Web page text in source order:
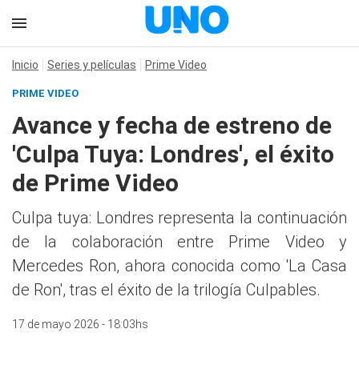
Inicio Series y películas Prime Video
PRIME VIDEO
Avance y fecha de estreno de
'Culpa Tuya: Londres', el éxito
de Prime Video
Culpa tuya: Londres representa la continuación
de la colaboración entre Prime Video y
Mercedes Ron, ahora conocida como 'La Casa
de Ron', tras el éxito de la trilogía Culpables.
17 de mayo 2026 - 18:03hs